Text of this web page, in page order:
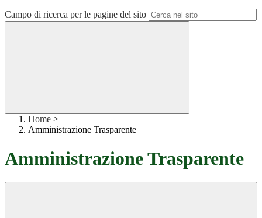
Campo di ricerca per le pagine del sito
Home >
Amministrazione Trasparente
Amministrazione Trasparente